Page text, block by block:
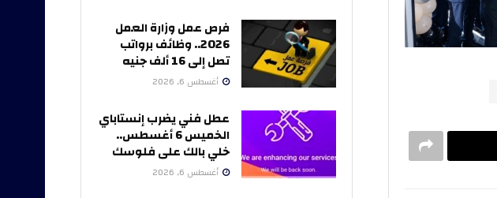
فرص عمل وزارة العمل
2026.. وظائف برواتب
تصل إلى 16 ألف جنيه
أغسطس 6, 2026
عطل فني يضرب إنستاباي
الخميس 6 أغسطس..
خلي بالك على فلوسك
أغسطس 6, 2026